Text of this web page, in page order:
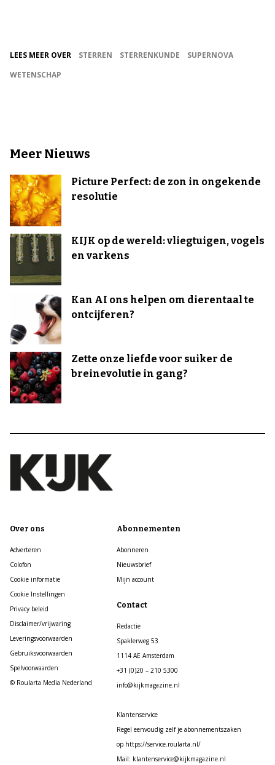
LEES MEER OVER STERREN STERRENKUNDE
SUPERNOVA
WETENSCHAP
Meer Nieuws
Picture Perfect: de zon in ongekende
resolutie
KIJK op de wereld: vliegtuigen, vogels
en varkens
Kan AI ons helpen om dierentaal te
ontcijferen?
Zette onze liefde voor suiker de
breinevolutie in gang?
Over ons
Adverteren
Colofon
Cookie informatie
Cookie Instellingen
Privacy beleid
Disclaimer/vrijwaring
Leveringsvoorwaarden
Gebruiksvoorwaarden
Spelvoorwaarden
© Roularta Media Nederland
Abonnementen
Abonneren
Nieuwsbrief
Mijn account
Contact
Redactie
Spaklerweg 53
1114 AE Amsterdam
+31 (0)20 – 210 5300
info@kijkmagazine.nl
Klantenservice
Regel eenvoudig zelf je abonnementszaken
op https://service.roularta.nl/
Mail: klantenservice@kijkmagazine.nl